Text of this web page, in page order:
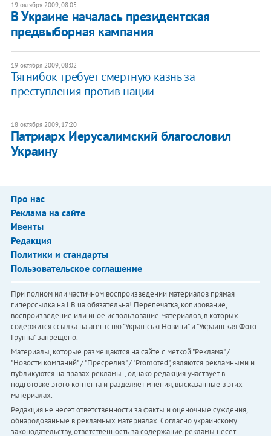
19 октября 2009, 08:05
В Украине началась президентская
предвыборная кампания
19 октября 2009, 08:02
Тягнибок требует смертную казнь за
преступления против нации
18 октября 2009, 17:20
Патриарх Иерусалимский благословил
Украину
Про нас
Реклама на сайте
Ивенты
Редакция
Политики и стандарты
Пользовательское соглашение
При полном или частичном воспроизведении материалов прямая
гиперссылка на LB.ua обязательна! Перепечатка, копирование,
воспроизведение или иное использование материалов, в которых
содержится ссылка на агентство "Українськi Новини" и "Украинская Фото
Группа" запрещено.
Материалы, которые размещаются на сайте с меткой "Реклама" /
"Новости компаний" / "Пресрелиз" / "Promoted", являются рекламными и
публикуются на правах рекламы. , однако редакция участвует в
подготовке этого контента и разделяет мнения, высказанные в этих
материалах.
Редакция не несет ответственности за факты и оценочные суждения,
обнародованные в рекламных материалах. Согласно украинскому
законодательству, ответственность за содержание рекламы несет